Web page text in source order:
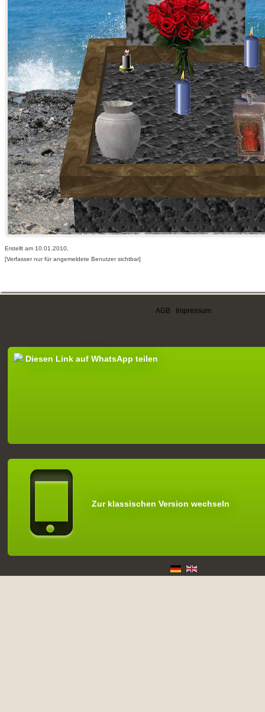
Erstellt am 10.01.2010,
[Verfasser nur für angemeldete Benutzer sichtbar]
AGB Impressum
Diesen Link auf WhatsApp teilen
Zur klassischen Version wechseln